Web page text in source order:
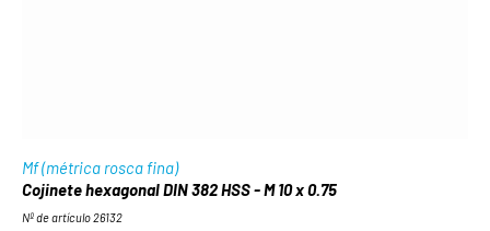
Mf (métrica rosca fina)
Cojinete hexagonal DIN 382 HSS - M 10 x 0.75
Nº de artículo 26132